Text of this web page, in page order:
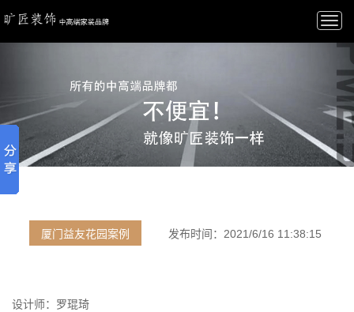
厦门益友花园案例 发布时间： 2021/6/16 11:38:15
设计师：罗琨琦